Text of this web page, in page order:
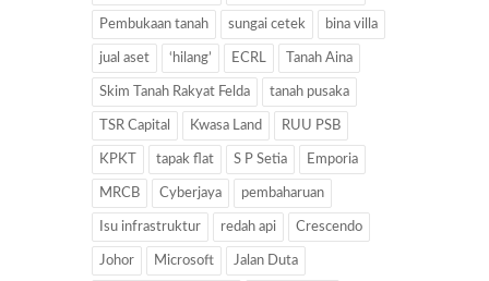
Pembukaan tanah sungai cetek bina villa
jual aset ‘hilang’ ECRL Tanah Aina
Skim Tanah Rakyat Felda tanah pusaka
TSR Capital Kwasa Land RUU PSB
KPKT tapak flat S P Setia Emporia
MRCB Cyberjaya pembaharuan
Isu infrastruktur redah api Crescendo
Johor Microsoft Jalan Duta